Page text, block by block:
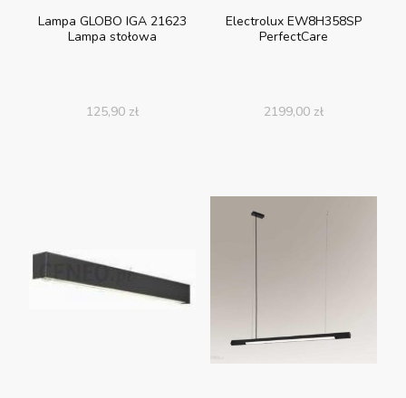
Lampa GLOBO IGA 21623
Lampa stołowa
125,90 zł
Electrolux EW8H358SP
PerfectCare
2199,00 zł